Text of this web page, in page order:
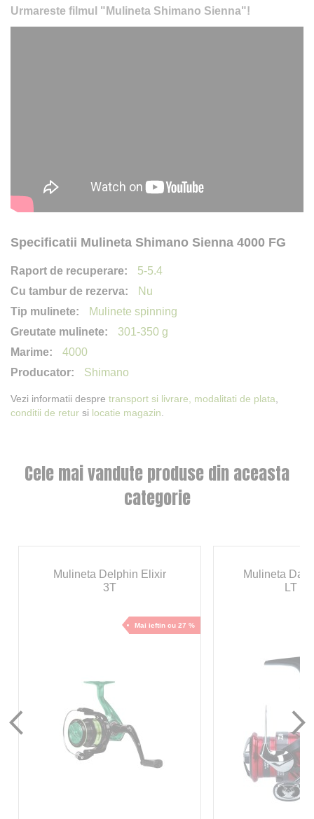
Urmareste filmul "Mulineta Shimano Sienna"!
Specificatii Mulineta Shimano Sienna 4000 FG
5-5.4
Nu
Mulinete spinning
301-350 g
4000
Shimano
Vezi informatii despre transport si livrare, modalitati de plata,
conditii de retur si locatie magazin.
Cele mai vandute produse din aceasta
categorie
Mulineta Delphin Elixir
3T
Mai ieftin cu 27 %
Mulineta
LT